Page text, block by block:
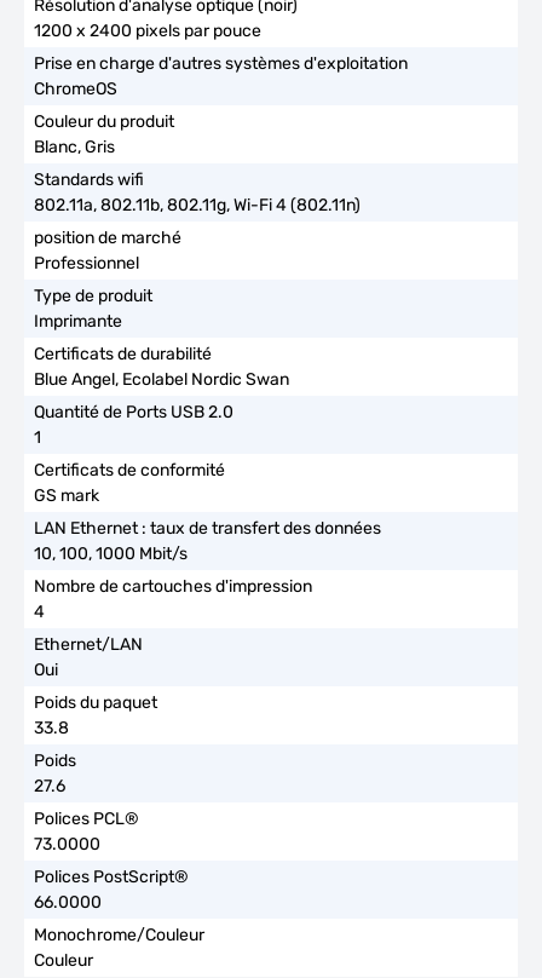
1200 x 2400 pixels par pouce
ChromeOS
Blanc, Gris
802.11a, 802.11b, 802.11g, Wi-Fi 4 (802.11n)
Professionnel
Imprimante
Blue Angel, Ecolabel Nordic Swan
1
GS mark
10, 100, 1000 Mbit/s
4
Oui
33.8
27.6
73.0000
66.0000
Couleur